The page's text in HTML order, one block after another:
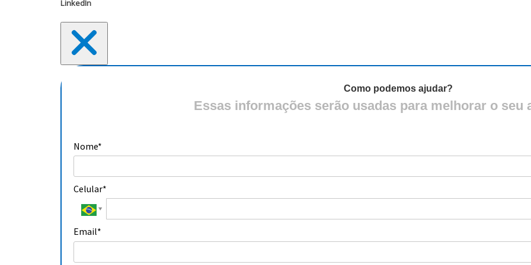
LinkedIn
Como podemos ajudar?
Essas informações serão usadas para melhorar o seu
Nome*
Celular*
Email*